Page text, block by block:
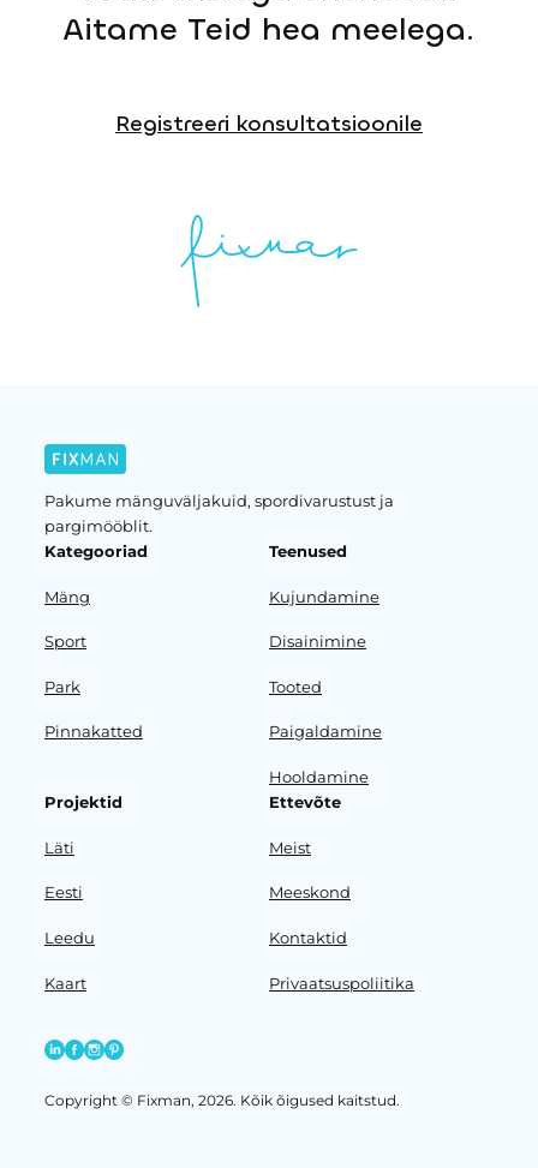
Aitame Teid hea meelega.
Registreeri konsultatsioonile
Pakume mänguväljakuid, spordivarustust ja
pargimööblit.
Kategooriad
Mäng
Sport
Park
Pinnakatted
Teenused
Kujundamine
Disainimine
Tooted
Paigaldamine
Hooldamine
Projektid
Läti
Eesti
Leedu
Kaart
Ettevõte
Meist
Meeskond
Kontaktid
Privaatsuspoliitika
Copyright © Fixman, 2026. Kõik õigused kaitstud.